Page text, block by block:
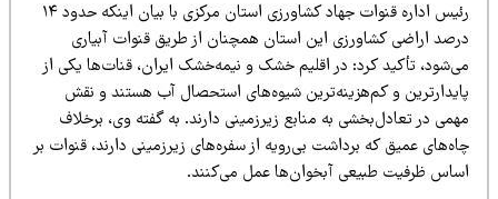
رئیس اداره قنوات جهاد کشاورزی استان مرکزی با بیان اینکه حدود ۱۴
اراضی کشاورزی این استان همچنان از طریق قنوات آبیاری
تأکید کرد: در اقلیم خشک و نیمه‌خشک ایران، قنات‌ها یکی از
و کم‌هزینه‌ترین شیوه‌های استحصال آب هستند و نقش
در تعادل‌بخشی به منابع زیرزمینی دارند. به گفته وی، برخلاف
عمیق که برداشت بی‌رویه از سفره‌های زیرزمینی دارند، قنوات بر
ظرفیت طبیعی آبخوان‌ها عمل می‌کنند.